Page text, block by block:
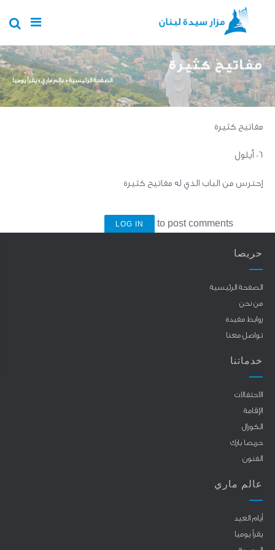
Skip to main content
مفاتيح كثيرة
You are here الصفحة الرئيسية»عالم ماري»يقرأ يوميا
مفاتيح كثيرة
06 أيلول
إحترس من الباب الذي له مفاتيح كثيرة
LOG IN to post comments
حريصا
الصفحة الرئيسية
من نحن
روابط مفيدة
تواصل معنا
خدماتنا
الاحتفالات
الإقامة
الكورال
حريصا بارك
الفنون
عالم ماري
أيام العيد
يقرأ يوميا